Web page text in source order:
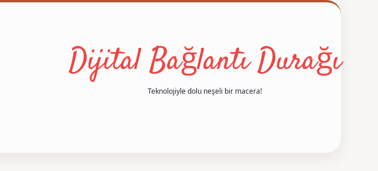
Dijital Bağlantı Durağı
Teknolojiyle dolu neşeli bir macera!